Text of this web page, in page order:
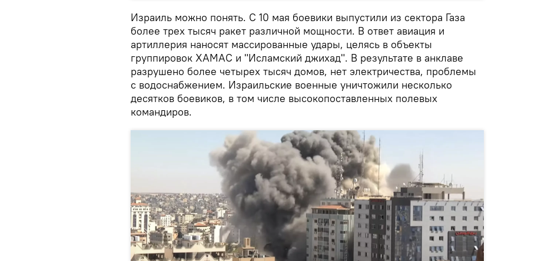
Израиль можно понять. С 10 мая боевики выпустили из сектора Газа
более трех тысяч ракет различной мощности. В ответ авиация и
артиллерия наносят массированные удары, целясь в объекты
группировок ХАМАС и "Исламский джихад". В результате в анклаве
разрушено более четырех тысяч домов, нет электричества, проблемы
с водоснабжением. Израильские военные уничтожили несколько
десятков боевиков, в том числе высокопоставленных полевых
командиров.